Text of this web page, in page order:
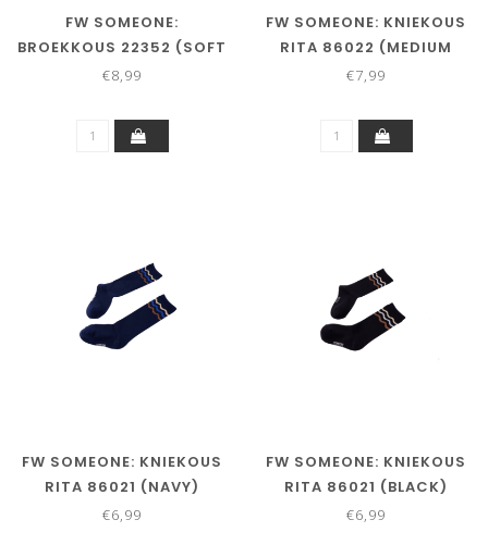
FW SOMEONE:
BROEKKOUS 22352 (SOFT
PINK)
€8,99
FW SOMEONE: KNIEKOUS
RITA 86022 (MEDIUM
TAUPE)
€7,99
FW SOMEONE: KNIEKOUS
RITA 86021 (NAVY)
€6,99
FW SOMEONE: KNIEKOUS
RITA 86021 (BLACK)
€6,99